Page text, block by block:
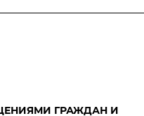
ГРАЖДАН И